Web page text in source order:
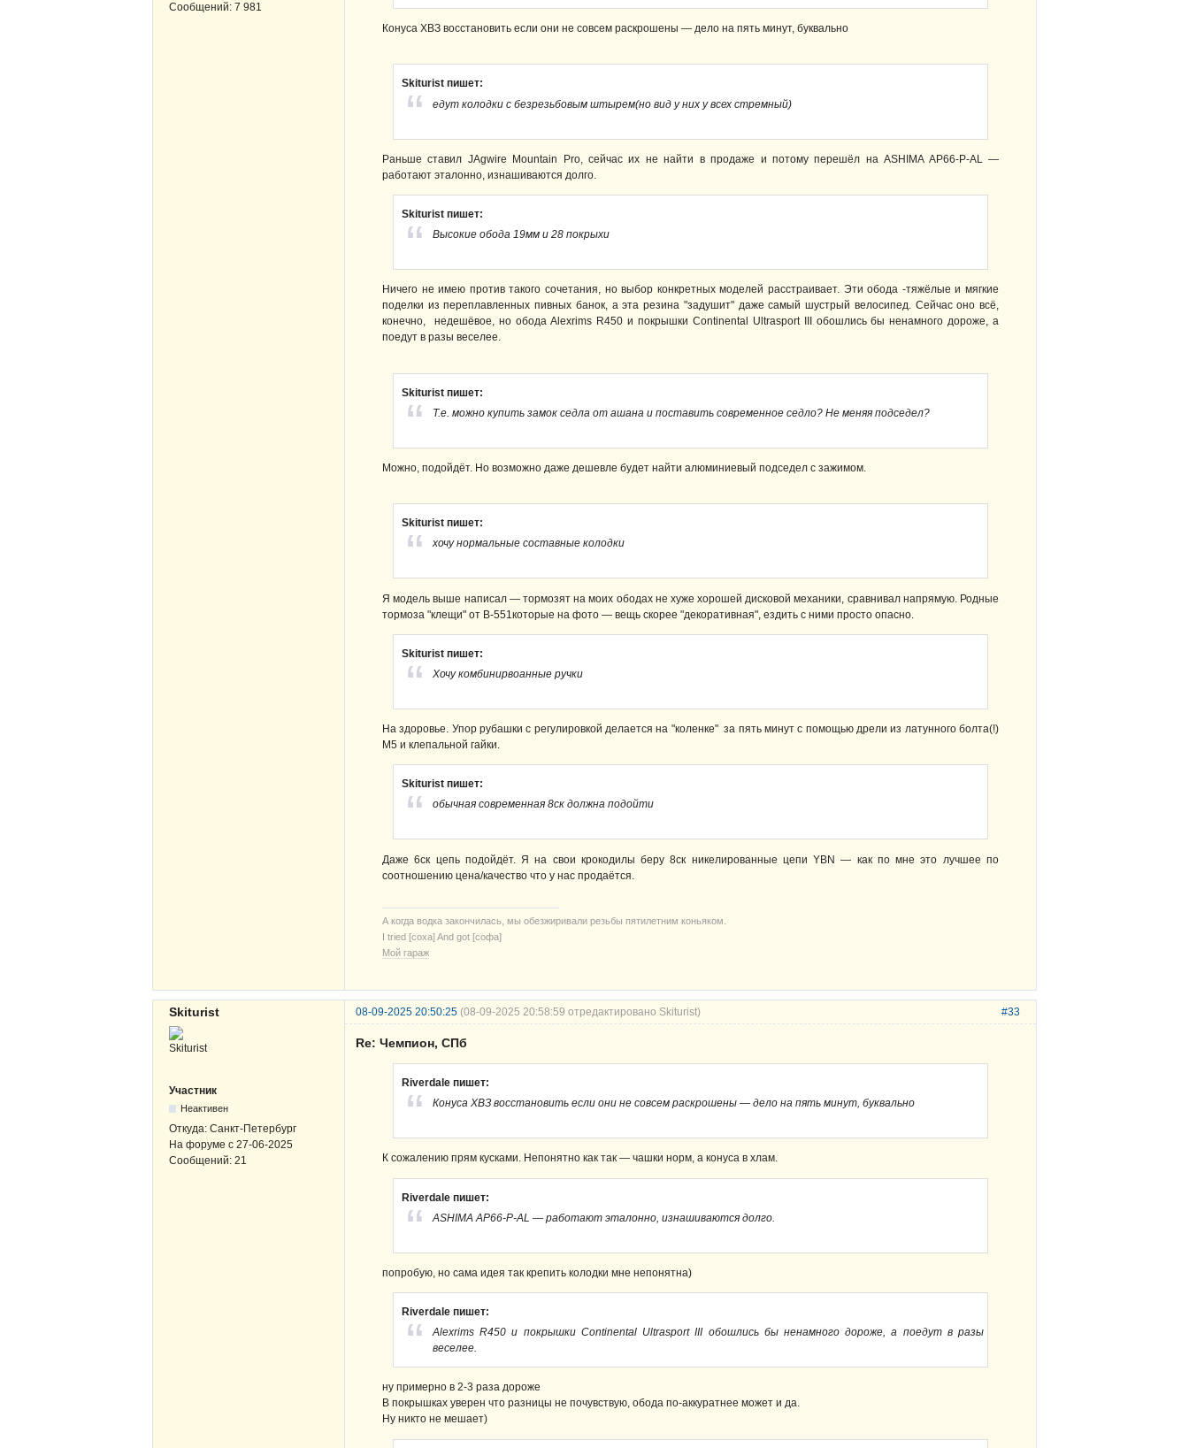
Сообщений: 7 981
Конуса ХВЗ восстановить если они не совсем раскрошены — дело на пять минут, буквально
Skiturist пишет:
едут колодки с безрезьбовым штырем(но вид у них у всех стремный)
Раньше ставил JAgwire Mountain Pro, сейчас их не найти в продаже и потому перешёл на ASHIMA AP66-P-AL —
работают эталонно, изнашиваются долго.
Skiturist пишет:
Высокие обода 19мм и 28 покрыхи
Ничего не имею против такого сочетания, но выбор конкретных моделей расстраивает. Эти обода -тяжёлые и мягкие
поделки из переплавленных пивных банок, а эта резина "задушит" даже самый шустрый велосипед. Сейчас оно всё,
конечно, недешёвое, но обода Alexrims R450 и покрышки Continental Ultrasport III обошлись бы ненамного дороже, а
поедут в разы веселее.
Skiturist пишет:
Т.е. можно купить замок седла от ашана и поставить современное седло? Не меняя подседел?
Можно, подойдёт. Но возможно даже дешевле будет найти алюминиевый подседел с зажимом.
Skiturist пишет:
хочу нормальные составные колодки
Я модель выше написал — тормозят на моих ободах не хуже хорошей дисковой механики, сравнивал напрямую. Родные
тормоза "клещи" от В-551которые на фото — вещь скорее "декоративная", ездить с ними просто опасно.
Skiturist пишет:
Хочу комбинирвоанные ручки
На здоровье. Упор рубашки с регулировкой делается на "коленке" за пять минут с помощью дрели из латунного болта(!)
М5 и клепальной гайки.
Skiturist пишет:
обычная современная 8ск должна подойти
Даже 6ск цепь подойдёт. Я на свои крокодилы беру 8ск никелированные цепи YBN — как по мне это лучшее по
соотношению цена/качество что у нас продаётся.
А когда водка закончилась, мы обезжиривали резьбы пятилетним коньяком.
I tried [соха] And got [софа]
Мой гараж
#33
Skiturist 08-09-2025 20:50:25 (08-09-2025 20:58:59 отредактировано Skiturist)
Участник
Неактивен
Откуда: Санкт-Петербург
На форуме с 27-06-2025
Сообщений: 21
Re: Чемпион, СПб
Riverdale пишет:
Конуса ХВЗ восстановить если они не совсем раскрошены — дело на пять минут, буквально
К сожалению прям кусками. Непонятно как так — чашки норм, а конуса в хлам.
Riverdale пишет:
ASHIMA AP66-P-AL — работают эталонно, изнашиваются долго.
попробую, но сама идея так крепить колодки мне непонятна)
Riverdale пишет:
Alexrims R450 и покрышки Continental Ultrasport III обошлись бы ненамного дороже, а поедут в разы
веселее.
ну примерно в 2-3 раза дороже
В покрышках уверен что разницы не почувствую, обода по-аккуратнее может и да.
Ну никто не мешает)